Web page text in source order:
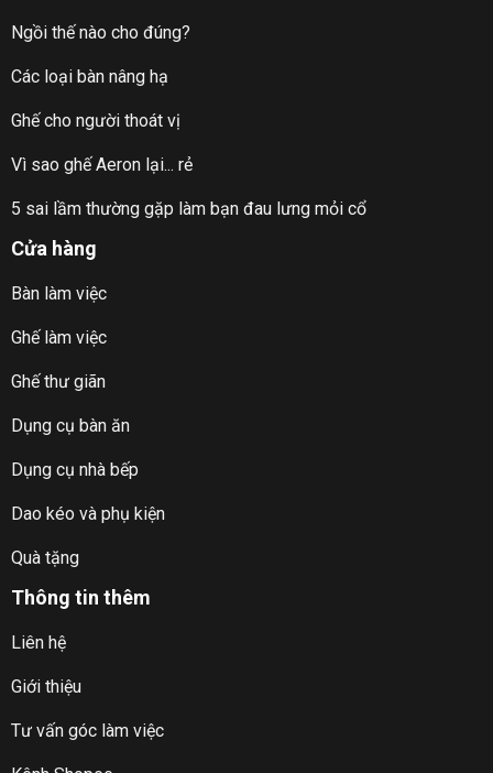
Ngồi thế nào cho đúng?
Các loại bàn nâng hạ
Ghế cho người thoát vị
Vì sao ghế Aeron lại... rẻ
5 sai lầm thường gặp làm bạn đau lưng mỏi cổ
Cửa hàng
Bàn làm việc
Ghế làm việc
Ghế thư giãn
Dụng cụ bàn ăn
Dụng cụ nhà bếp
Dao kéo và phụ kiện
Quà tặng
Thông tin thêm
Liên hệ
Giới thiệu
Tư vấn góc làm việc